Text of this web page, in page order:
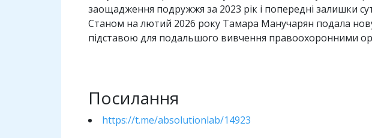
заощадження подружжя за 2023 рік і попередні залишки
Станом на лютий 2026 року Тамара Манучарян подала
підставою для подальшого вивчення правоохоронними
Посилання
https://t.me/absolutionlab/14923